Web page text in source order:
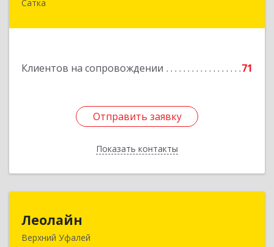
Сатка
Клиентов на сопровождении 71
Отправить заявку
Показать контакты
456910, Челябинская обл, Саткинский р-н, г
Отправить заявку
Назад
Леолайн
Верхний Уфалей
456800, Челябинская обл, Верхний Уфалей г,